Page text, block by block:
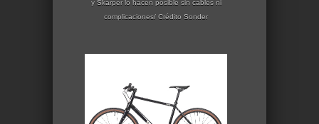
y Skarper lo hacen posible sin cables ni
complicaciones/ Crédito Sonder